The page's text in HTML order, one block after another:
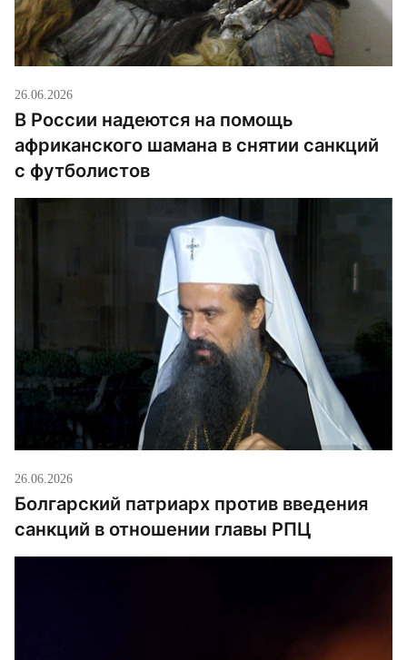
26.06.2026
В России надеются на помощь
африканского шамана в снятии санкций
с футболистов
26.06.2026
Болгарский патриарх против введения
санкций в отношении главы РПЦ